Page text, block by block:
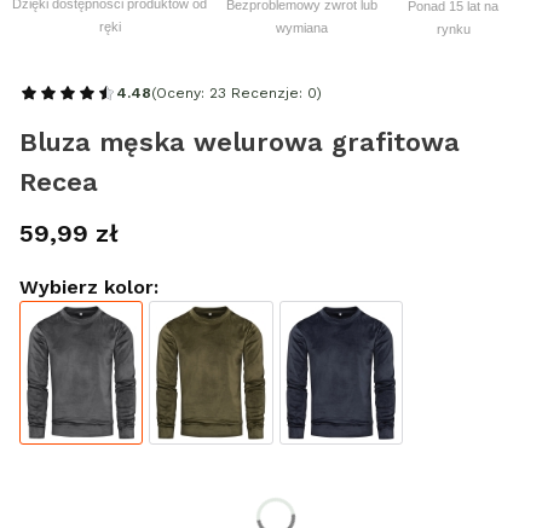
Dzięki dostępności produktów od
ręki
Bezproblemowy zwrot lub
wymiana
Ponad 15 lat na
rynku
4.48(Oceny: 23 Recenzje: 0)
Bluza męska welurowa grafitowa
Recea
Cena
59,99 zł
Wybierz kolor: